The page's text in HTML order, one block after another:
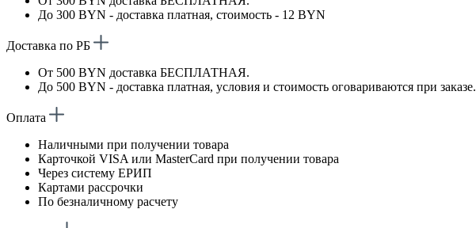
До 300 BYN - доставка платная, стоимость - 12 BYN
Доставка по РБ
От 500 BYN доставка БЕСПЛАТНАЯ.
До 500 BYN - доставка платная, условия и стоимость оговариваются при заказе.
Оплата
Наличными при получении товара
Карточкой VISA или MasterCard при получении товара
Через систему ЕРИП
Картами рассрочки
По безналичному расчету